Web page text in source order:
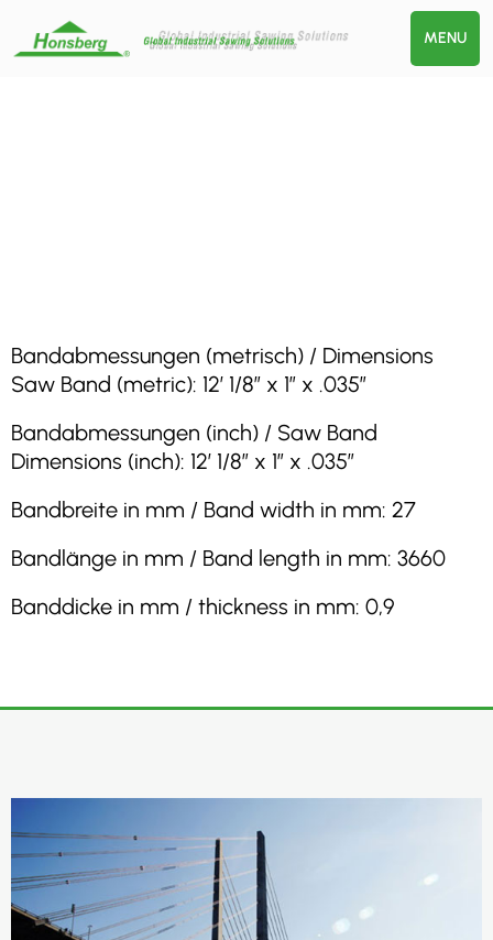
MENU
Bandabmessungen (metrisch) / Dimensions
Saw Band (metric): 12′ 1/8″ x 1″ x .035″
Bandabmessungen (inch) / Saw Band
Dimensions (inch): 12′ 1/8″ x 1″ x .035″
Bandbreite in mm / Band width in mm: 27
Bandlänge in mm / Band length in mm: 3660
Banddicke in mm / thickness in mm: 0,9